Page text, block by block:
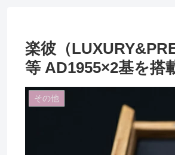
楽彼（
等 AD1955×2基を搭
その他